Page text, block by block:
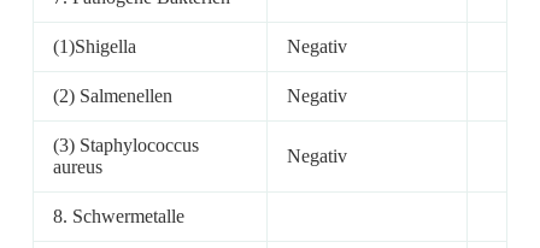
(1)Shigella Negativ
(2) Salmenellen Negativ
(3) Staphylococcus
aureus
Negativ
8. Schwermetalle